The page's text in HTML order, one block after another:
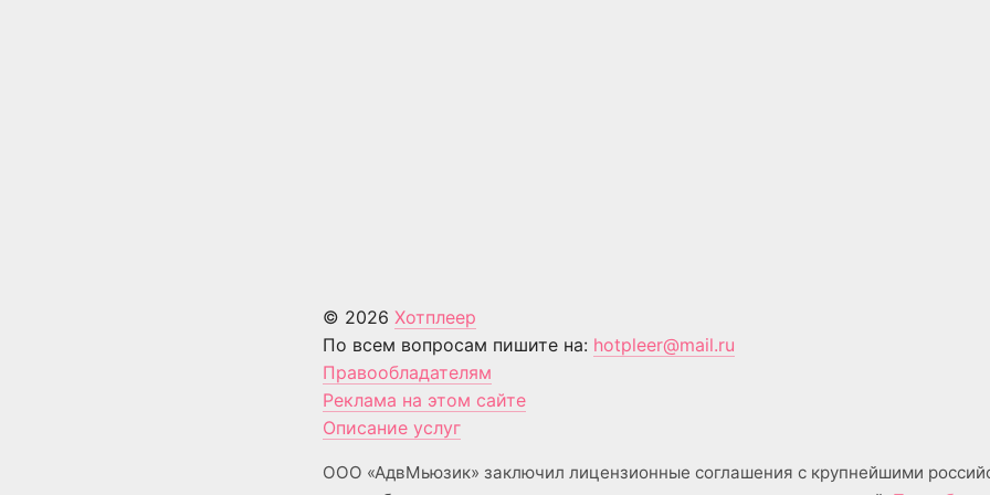
© 2026 Хотплеер
По всем вопросам пишите на: hotpleer@mail.ru
Правообладателям
Реклама на этом сайте
Описание услуг
ООО «АдвМьюзик» заключил лицензионные соглашения с крупнейшими